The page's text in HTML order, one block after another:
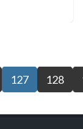
127 128